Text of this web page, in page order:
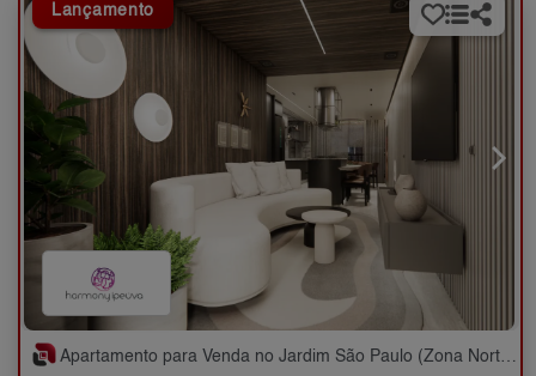
Lançamento
Apartamento para Venda no Jardim São Paulo (Zona Norte) com 2,3,4 quartos - 54 a 136 m²